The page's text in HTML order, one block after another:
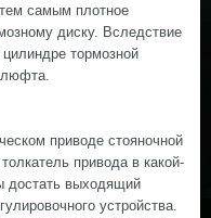
самым плотное
диску. Вследствие
тормозной
люфта.
приводе стояночной
привода в какой-
достать выходящий
устройства.